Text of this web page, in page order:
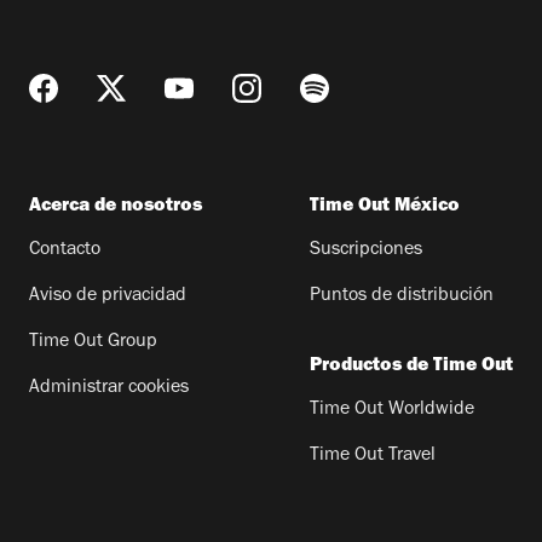
Acerca de nosotros
Contacto
Aviso de privacidad
Time Out Group
Administrar cookies
Time Out México
Suscripciones
Puntos de distribución
Productos de Time Out
Time Out Worldwide
Time Out Travel